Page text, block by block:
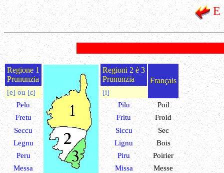
E
Regione 1
Prununzia
Regioni 2 è 3
Prununzia
Français
[e] ou [ɛ]
[i]
Pelu
Pilu
Poil
Fretu
Fritu
Froid
Seccu
Siccu
Sec
Legnu
Lignu
Bois
Peru
Piru
Poirier
Messa
Missa Messe